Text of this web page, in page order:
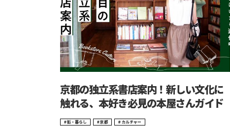
京都の独立系書店案内！新しい文化に
触れる、本好き必見の本屋さんガイド
街・暮らし 京都 カルチャー